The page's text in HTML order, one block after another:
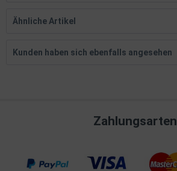
Ähnliche Artikel
Kunden haben sich ebenfalls angesehen
Zahlungsarten